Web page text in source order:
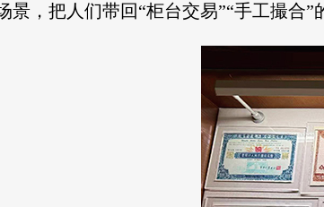
景，把人们带回“柜台交易”“手工撮合”